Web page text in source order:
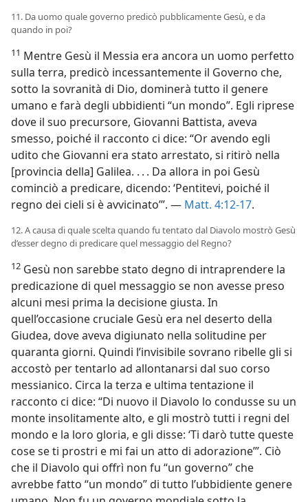
11. Da uomo quale governo predicò pubblicamente Gesù, e da
quando in poi?
11 Mentre Gesù il Messia era ancora un uomo perfetto
sulla terra, predicò incessantemente il Governo che,
sotto la sovranità di Dio, dominerà tutto il genere
umano e farà degli ubbidienti “un mondo”. Egli riprese
dove il suo precursore, Giovanni Battista, aveva
smesso, poiché il racconto ci dice: “Or avendo egli
udito che Giovanni era stato arrestato, si ritirò nella
[provincia della] Galilea. . . . Da allora in poi Gesù
cominciò a predicare, dicendo: ‘Pentitevi, poiché il
regno dei cieli si è avvicinato’”. — Matt. 4:12-17.
12. A causa di quale scelta quando fu tentato dal Diavolo mostrò Gesù
d’esser degno di predicare quel messaggio del Regno?
12 Gesù non sarebbe stato degno di intraprendere la
predicazione di quel messaggio se non avesse preso
alcuni mesi prima la decisione giusta. In
quell’occasione cruciale Gesù era nel deserto della
Giudea, dove aveva digiunato nella solitudine per
quaranta giorni. Quindi l’invisibile sovrano ribelle gli si
accostò per tentarlo ad allontanarsi dal suo corso
messianico. Circa la terza e ultima tentazione il
racconto ci dice: “Di nuovo il Diavolo lo condusse su un
monte insolitamente alto, e gli mostrò tutti i regni del
mondo e la loro gloria, e gli disse: ‘Ti darò tutte queste
cose se ti prostri e mi fai un atto di adorazione’”. Ciò
che il Diavolo qui offrì non fu “un governo” che
avrebbe fatto “un mondo” di tutto l’ubbidiente genere